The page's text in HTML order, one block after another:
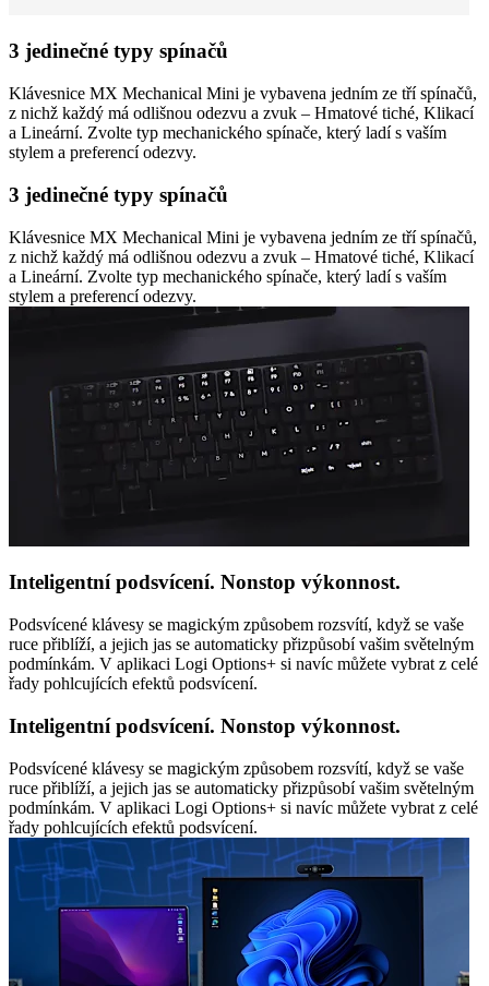
3 jedinečné typy spínačů
Klávesnice MX Mechanical Mini je vybavena jedním ze tří spínačů,
z nichž každý má odlišnou odezvu a zvuk – Hmatové tiché, Klikací
a Lineární. Zvolte typ mechanického spínače, který ladí s vaším
stylem a preferencí odezvy.
3 jedinečné typy spínačů
Klávesnice MX Mechanical Mini je vybavena jedním ze tří spínačů,
z nichž každý má odlišnou odezvu a zvuk – Hmatové tiché, Klikací
a Lineární. Zvolte typ mechanického spínače, který ladí s vaším
stylem a preferencí odezvy.
Inteligentní podsvícení. Nonstop výkonnost.
Podsvícené klávesy se magickým způsobem rozsvítí, když se vaše
ruce přiblíží, a jejich jas se automaticky přizpůsobí vašim světelným
podmínkám. V aplikaci Logi Options+ si navíc můžete vybrat z celé
řady pohlcujících efektů podsvícení.
Inteligentní podsvícení. Nonstop výkonnost.
Podsvícené klávesy se magickým způsobem rozsvítí, když se vaše
ruce přiblíží, a jejich jas se automaticky přizpůsobí vašim světelným
podmínkám. V aplikaci Logi Options+ si navíc můžete vybrat z celé
řady pohlcujících efektů podsvícení.